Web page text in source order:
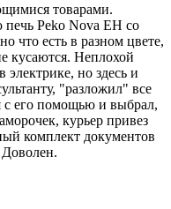
товарами.
Peko Nova EH со
что есть в разном цвете,
кусаются. Неплохой
электрике, но здесь и
"разложил" все
с его помощью и выбрал,
курьер привез
комплект документов